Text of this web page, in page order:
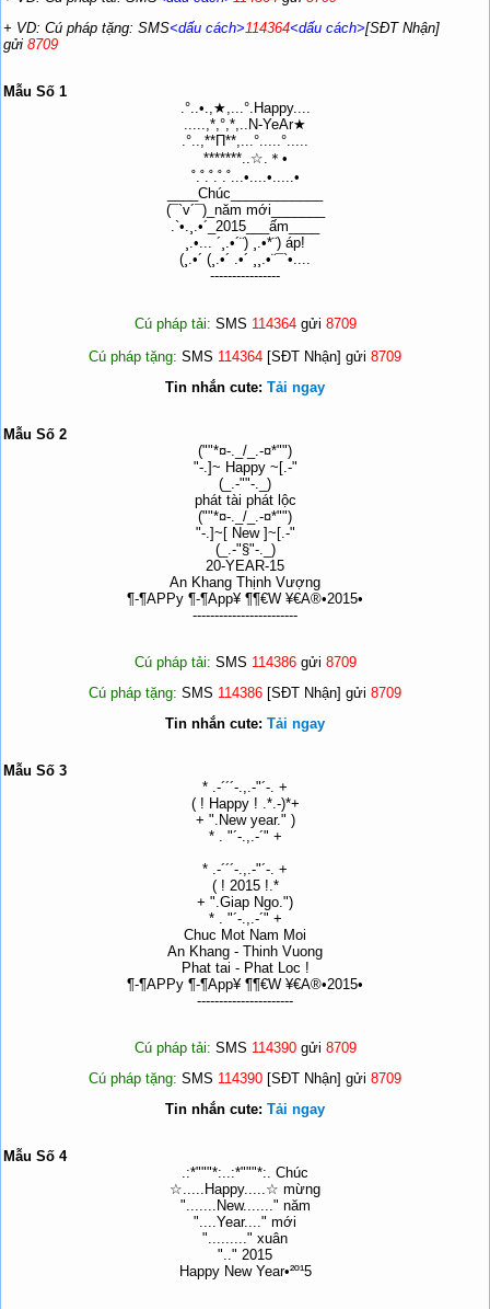
+ VD: Cú pháp tặng: SMS<dấu cách>114364<dấu cách>[SĐT Nhận]
gửi 8709
Mẫu Số 1
.°..•.,★,...°.Happy....
.....,*,°,*,..N-YeAr★
.°..,**Π**,...°.....°.....
*******..☆.＊•
˚.˚.˚.˚.˚...•....•.....•
____Chúc____________
(¯`v´¯)_năm mới_______
.`•.¸.•´_2015___ấm____
¸.•... ´¸.•´¨) ¸.•*¨) áp!
(¸.•´ (¸.•´ .•´ ¸¸.•¨¯`•....
----------------
Cú pháp tải: SMS 114364gửi 8709
Cú pháp tặng: SMS 114364 [SĐT Nhận] gửi 8709
Tin nhắn cute: Tải ngay
Mẫu Số 2
(""*¤-._/_.-¤*"")
"-.]~ Happy ~[.-"
(_.-""-._)
phát tài phát lộc
(""*¤-._/_.-¤*"")
"-.]~[ New ]~[.-"
(_.-"§"-._)
20-YEAR-15
An Khang Thịnh Vượng
¶-¶APPy ¶-¶App¥ ¶¶€W ¥€A®•2015•
------------------------
Cú pháp tải: SMS 114386gửi 8709
Cú pháp tặng: SMS 114386 [SĐT Nhận] gửi 8709
Tin nhắn cute: Tải ngay
Mẫu Số 3
* .-´´´-.,.-"´-. +
( ! Happy ! .*.-)*+
+ ".New year." )
* . "´-.,.-´" +
* .-´´´-.,.-"´-. +
( ! 2015 !.*
+ ".Giap Ngo.")
* . "´-.,.-´" +
Chuc Mot Nam Moi
An Khang - Thinh Vuong
Phat tai - Phat Loc !
¶-¶APPy ¶-¶App¥ ¶¶€W ¥€A®•2015•
----------------------
Cú pháp tải: SMS 114390gửi 8709
Cú pháp tặng: SMS 114390 [SĐT Nhận] gửi 8709
Tin nhắn cute: Tải ngay
Mẫu Số 4
.:*"""*:..:*"""*:. Chúc
☆.....Happy.....☆ mừng
".......New......." năm
"....Year...." mới
"........." xuân
".." 2015
Happy New Year•²º¹5